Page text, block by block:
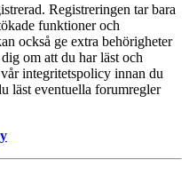
Registreringen tar bara
funktioner och
också ge extra behörigheter
om att du har läst och
integritetspolicy innan du
läst eventuella forumregler